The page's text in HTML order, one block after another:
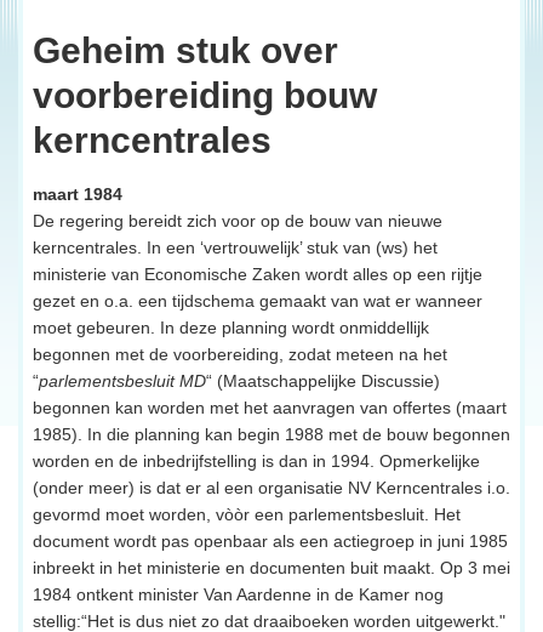
Geheim stuk over
voorbereiding bouw
kerncentrales
maart 1984
De regering bereidt zich voor op de bouw van nieuwe
kerncentrales. In een ‘vertrouwelijk’ stuk van (ws) het
ministerie van Economische Zaken wordt alles op een rijtje
gezet en o.a. een tijdschema gemaakt van wat er wanneer
moet gebeuren. In deze planning wordt onmiddellijk
begonnen met de voorbereiding, zodat meteen na het
“parlementsbesluit MD“ (Maatschappelijke Discussie)
begonnen kan worden met het aanvragen van offertes (maart
1985). In die planning kan begin 1988 met de bouw begonnen
worden en de inbedrijfstelling is dan in 1994. Opmerkelijke
(onder meer) is dat er al een organisatie NV Kerncentrales i.o.
gevormd moet worden, vòòr een parlementsbesluit. Het
document wordt pas openbaar als een actiegroep in juni 1985
inbreekt in het ministerie en documenten buit maakt. Op 3 mei
1984 ontkent minister Van Aardenne in de Kamer nog
stellig:“Het is dus niet zo dat draaiboeken worden uitgewerkt."